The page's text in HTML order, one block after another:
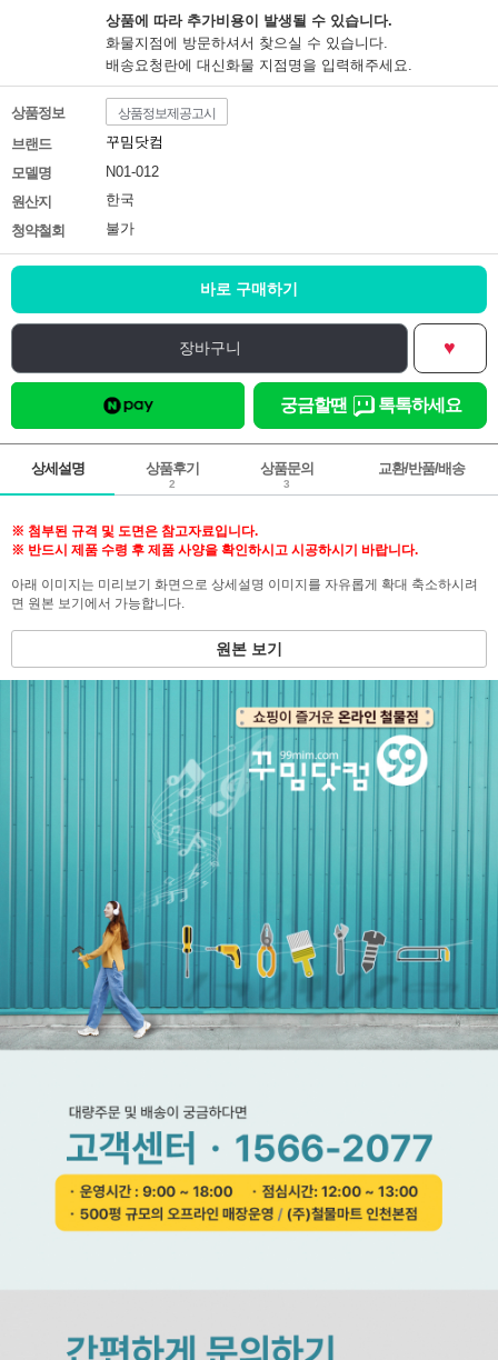
상품에 따라 추가비용이 발생될 수 있습니다.
화물지점에 방문하셔서 찾으실 수 있습니다.
배송요청란에 대신화물 지점명을 입력해주세요.
상품정보 상품정보제공고시
브랜드
꾸밈닷컴
모델명
N01-012
원산지
한국
청약철회
불가
바로 구매하기
장바구니 ♥
궁금할땐 톡톡하세요
상세설명 상품후기
2
상품문의
3
교환/반품/배송
※ 첨부된 규격 및 도면은 참고자료입니다.
※ 반드시 제품 수령 후 제품 사양을 확인하시고 시공하시기 바랍니다.
아래 이미지는 미리보기 화면으로 상세설명 이미지를 자유롭게 확대 축소하시려
면 원본 보기에서 가능합니다.
원본 보기